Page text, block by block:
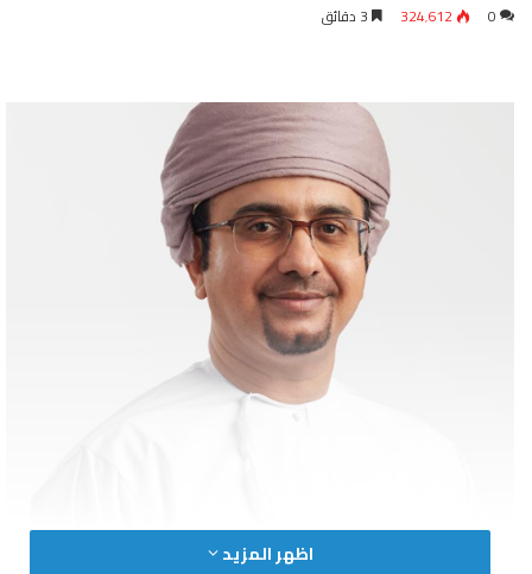
0 324٬612
اظهر المزيد